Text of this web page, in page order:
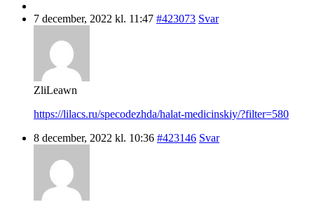
7 december, 2022 kl. 11:47 #423073 Svar
ZliLeawn
https://lilacs.ru/specodezhda/halat-medicinskiy/?filter=580
8 december, 2022 kl. 10:36 #423146 Svar